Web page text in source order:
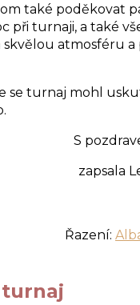
také poděkovat
při turnaji, a také
skvělou atmosféru
turnaj mohl
S
zapsala
Řazení: